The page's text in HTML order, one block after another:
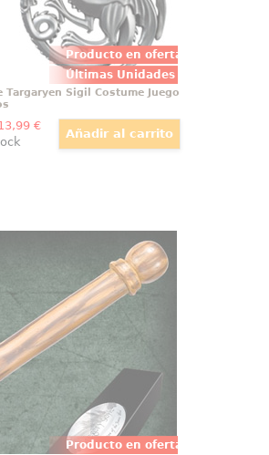
Producto en oferta
Últimas Unidades
Targaryen Sigil Costume Juego
,99€
Producto en oferta
Varita de Gregory Goyle
réplica oficial de la
de Gregory Goyle con
de la película Harry Potter,
de la Muerte (Harry
and the Deathly Hollow).